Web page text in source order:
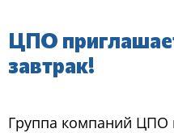
ЦПО
завтрак!
Группа компаний ЦПО